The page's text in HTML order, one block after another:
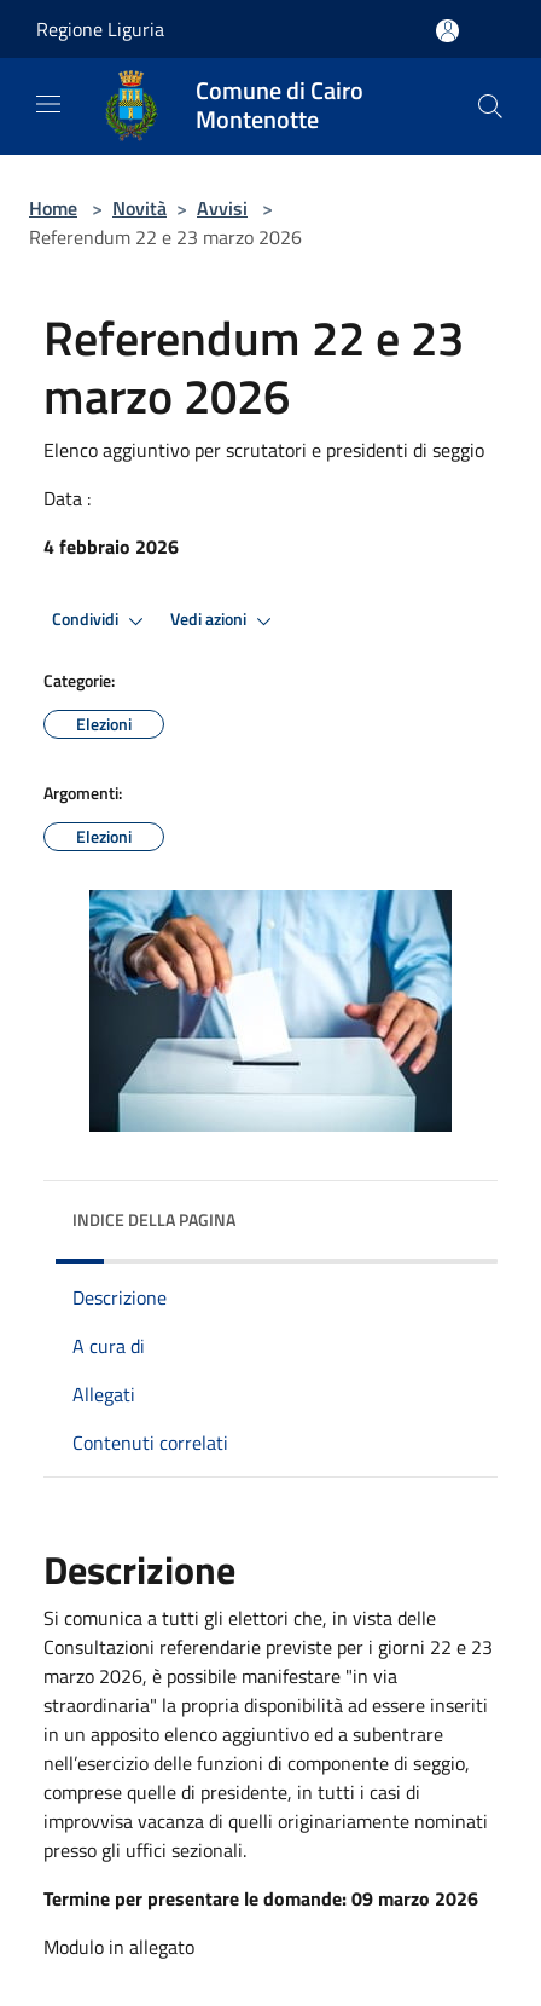
Regione Liguria
Comune di Cairo
Montenotte
Home > Novità > Avvisi >
Referendum 22 e 23 marzo 2026
Referendum 22 e 23
marzo 2026
Elenco aggiuntivo per scrutatori e presidenti di seggio
Data :
4 febbraio 2026
Condividi Vedi azioni
Categorie:
Elezioni
Argomenti:
Elezioni
INDICE DELLA PAGINA
Descrizione
A cura di
Allegati
Contenuti correlati
Descrizione
Si comunica a tutti gli elettori che, in vista delle
Consultazioni referendarie previste per i giorni 22 e 23
marzo 2026, è possibile manifestare "in via
straordinaria" la propria disponibilità ad essere inseriti
in un apposito elenco aggiuntivo ed a subentrare
nell’esercizio delle funzioni di componente di seggio,
comprese quelle di presidente, in tutti i casi di
improvvisa vacanza di quelli originariamente nominati
presso gli uffici sezionali.
Termine per presentare le domande: 09 marzo 2026
Modulo in allegato